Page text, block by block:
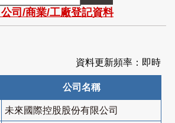
公司/商業/工廠登記資料
資料更新頻率：即時
公司名稱
未來國際控股股份有限公司